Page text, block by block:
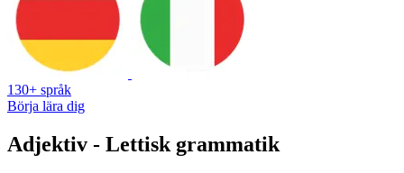
130+ språk
Börja lära dig
Adjektiv - Lettisk grammatik